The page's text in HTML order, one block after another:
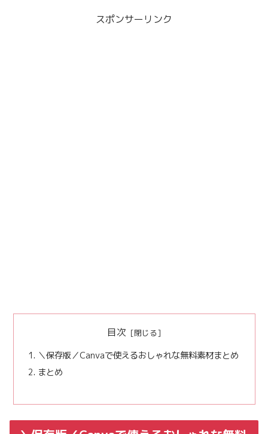
スポンサーリンク
目次
＼保存版／Canvaで使えるおしゃれな無料素材まとめ
まとめ